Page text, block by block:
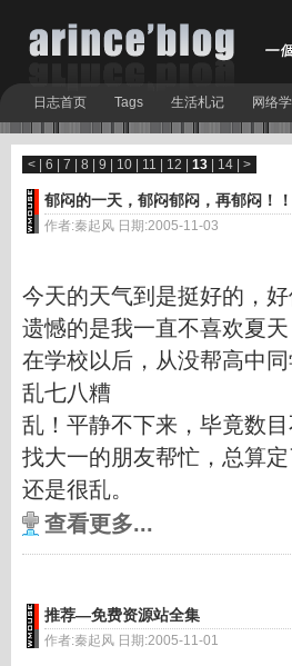
日志首页 Tags 生活札记 网络
< 6 7 8 9 10 11 12 13 14 >
郁闷的一天，郁闷郁闷，再郁闷！！
作者:秦起风 日期:2005-11-03
今天的天气到是挺好的，
遗憾的是我一直不喜欢夏
在学校以后，从没帮高中
乱七八糟
乱！平静不下来，毕竟数
找大一的朋友帮忙，总算
还是很乱。
查看更多...
推荐—免费资源站全集
作者:秦起风 日期:2005-11-01